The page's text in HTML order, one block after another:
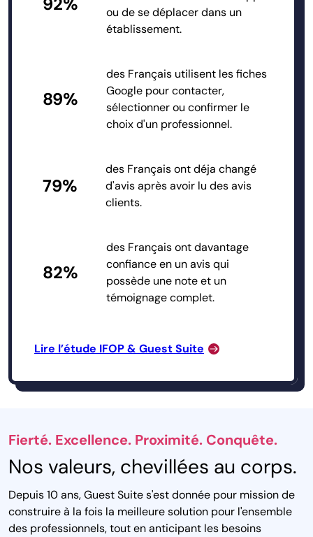
ou de se déplacer dans un
établissement.
89%
des Français utilisent les fiches
Google pour contacter,
sélectionner ou confirmer le
choix d'un professionnel.
79%
des Français ont déja changé
d'avis après avoir lu des avis
clients.
82%
des Français ont davantage
confiance en un avis qui
possède une note et un
témoignage complet.
Lire l’étude IFOP & Guest Suite
Fierté. Excellence. Proximité. Conquête.
Nos valeurs, chevillées au corps.
Depuis 10 ans, Guest Suite s'est donnée pour mission de
construire à la fois la meilleure solution pour l'ensemble
des professionnels, tout en anticipant les besoins